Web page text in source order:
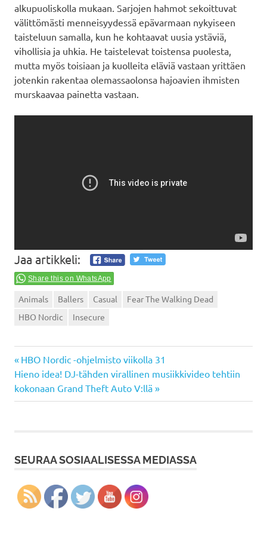
alkupuoliskolla mukaan. Sarjojen hahmot sekoittuvat
välittömästi menneisyydessä epävarmaan nykyiseen
taisteluun samalla, kun he kohtaavat uusia ystäviä,
vihollisia ja uhkia. He taistelevat toistensa puolesta,
mutta myös toisiaan ja kuolleita eläviä vastaan yrittäen
jotenkin rakentaa olemassaolonsa hajoavien ihmisten
murskaavaa painetta vastaan.
Jaa artikkeli:
Share this on WhatsApp
Animals Ballers Casual
Fear The Walking Dead
HBO Nordic
Insecure
Artikkelien
selaus
Previous
Post:
HBO Nordic -ohjelmisto viikolla 31
Next
Post:
Hieno idea! DJ-tähden virallinen musiikkivideo tehtiin
kokonaan Grand Theft Auto V:llä
SEURAA SOSIAALISESSA MEDIASSA